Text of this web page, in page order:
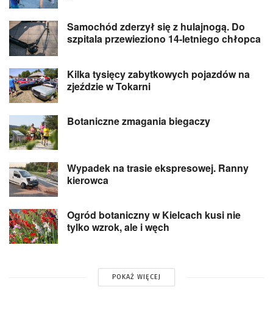
Samochód zderzył się z hulajnogą. Do
szpitala przewieziono 14-letniego chłopca
Kilka tysięcy zabytkowych pojazdów na
zjeździe w Tokarni
Botaniczne zmagania biegaczy
Wypadek na trasie ekspresowej. Ranny
kierowca
Ogród botaniczny w Kielcach kusi nie
tylko wzrok, ale i węch
POKAŻ WIĘCEJ